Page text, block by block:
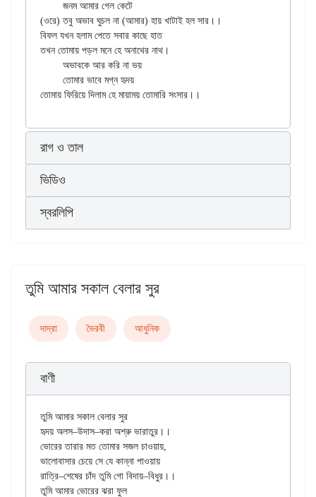
(ওরে) তবু অভাব ঘুচল না (আমার) হায় খাটাই হল সার।।
বিফল যখন হলাম পেতে সবার কাছে হাত
তখন তোমায় পড়ল মনে হে অনাথের নাথ।
রাগ ও তাল
ভিডিও
স্বরলিপি
তুমি আমার সকাল বেলার সুর
দাদ্‌রা ভৈরবী আধুনিক
বাণী
তুমি আমার সকাল বেলার সুর
হৃদয় অলস–উদাস–করা অশ্রু ভারাতুর।।
ভোরের তারার মত তোমার সজল চাওয়ায়,
ভালোবাসার চেয়ে সে যে কান্না পাওয়ায়
রাত্রি–শেষের চাঁদ তুমি গো বিদায়–বিধুর।।
তুমি আমার ভোরের ঝরা ফুল